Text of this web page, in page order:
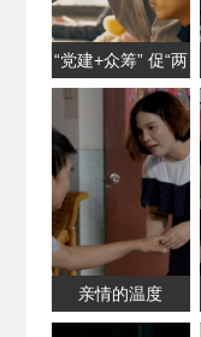
“党建+众筹” 促“两
学一做”落地见效
亲情的温度